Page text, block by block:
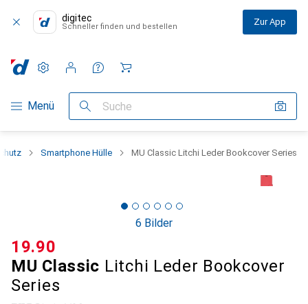
digitec
Schneller finden und bestellen Zur App
Navigation nach Kategorien
Menü Suche
Einstellungen
Kundenkonto
Vergleichslisten
Merklisten
Warenkorb
Smartphone Hülle MU Classic Litchi Leder Bookcover Series
6 Bilder
MU Classic Litchi Leder Bookcover
Series
CHF
19.90